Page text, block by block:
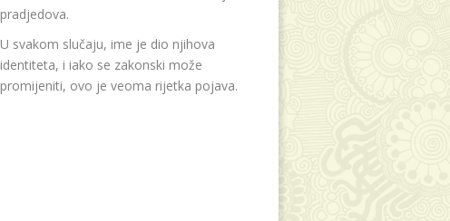
pradjedova.
U svakom slučaju, ime je dio njihova
identiteta, i iako se zakonski može
promijeniti, ovo je veoma rijetka pojava.